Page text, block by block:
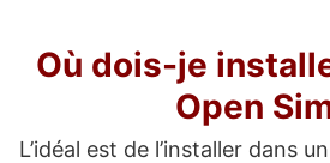
Où dois-je
Open
L’idéal est de l’installer dans un